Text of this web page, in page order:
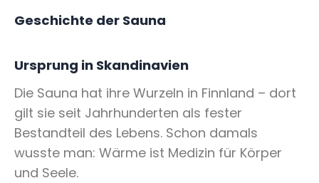
Geschichte der Sauna
Ursprung in Skandinavien
Die Sauna hat ihre Wurzeln in Finnland – dort
gilt sie seit Jahrhunderten als fester
Bestandteil des Lebens. Schon damals
wusste man: Wärme ist Medizin für Körper
und Seele.